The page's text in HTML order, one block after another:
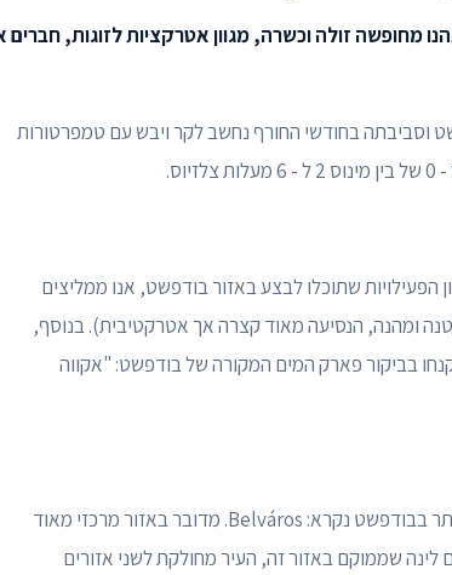
מחופשה זולה וכשרה, מגוון אטרקציות לזוגות, חברים
וסביבתה בחודשי החורף נחשב לקר ויבש עם טמפרטורות
הפעילויות שתוכלו לבצע באזור בודפשט, אנו ממליצים
ומהנה, הנסיעה מאוד קצרה אך אטרקטיבית). בנוסף,
בביקור פארק המים המקורה של בודפשט: "אקווה
- אזור הלינה המומלץ ביותר בבודפשט נקרא: Belváros. מדובר באזור מרכזי מאוד
שממוקם באזור זה, העיר מחולקת לשני אזורים